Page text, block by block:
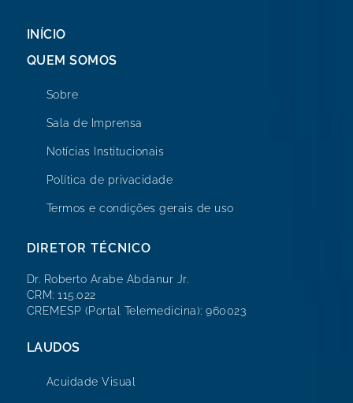
INÍCIO
QUEM SOMOS
Sobre
Sala de Imprensa
Notícias Institucionais
Política de privacidade
Termos e condições gerais de uso
DIRETOR TÉCNICO
Dr. Roberto Arabe Abdanur Jr.
CRM: 115.022
CREMESP (Portal Telemedicina): 960023
LAUDOS
Acuidade Visual